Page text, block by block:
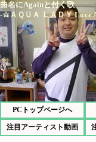
曲名にAgainと付く歌
-☆ＡＱＵＡ ＬＡＤＹ
PCトップページへ
注目アーティスト動画